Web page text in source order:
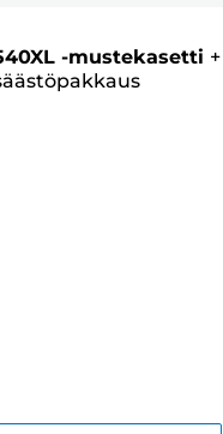
-mustekasetti +